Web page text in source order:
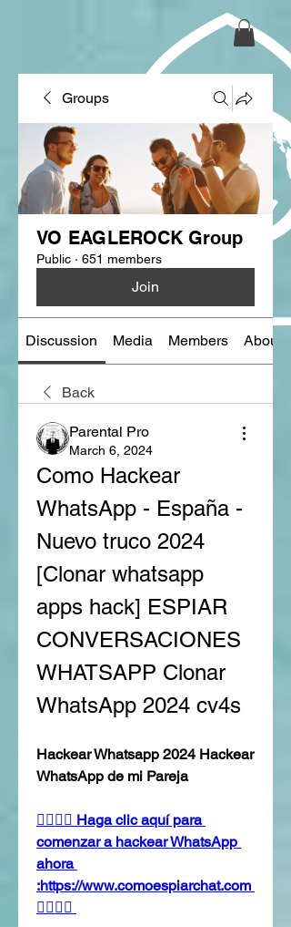
Groups
VO EAGLEROCK Group
Public · 651 members
Join
Discussion Media Members About
Back
Parental Pro
March 6, 2024
Como Hackear
WhatsApp - España -
Nuevo truco 2024
[Clonar whatsapp
apps hack] ESPIAR
CONVERSACIONES
WHATSAPP Clonar
WhatsApp 2024 cv4s
Hackear Whatsapp 2024 Hackear
WhatsApp de mi Pareja
👉🏻👉🏻 Haga clic aquí para
comenzar a hackear WhatsApp
ahora
:https://www.comoespiarchat.com
👈🏻👈🏻